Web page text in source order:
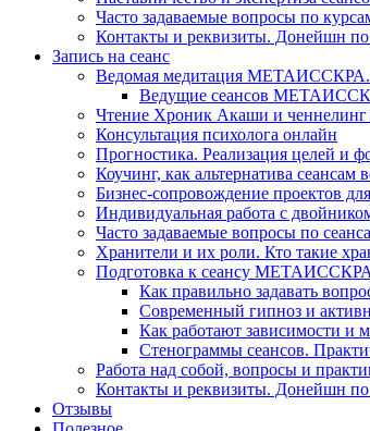
Часто задаваемые вопросы по
Контакты и реквизиты. Донейшн по
Запись на сеанс
Ведомая медитация МЕТАИССКРА.
Ведущие сеансов
Чтение Хроник Акаши и ченнелинг
Консультация психолога онлайн
Прогностика. Реализация целей и
Коучинг, как альтернатива сеансам
Бизнес-сопровождение проектов
Индивидуальная работа с
Часто задаваемые вопросы по
Хранители и их роли. Кто такие
Подготовка к сеансу МЕТАИССКРА
Как правильно задавать
Современный гипноз и
Как работают зависимости
Стенограммы сеансов.
Работа над собой, вопросы и
Контакты и реквизиты. Донейшн по
Отзывы